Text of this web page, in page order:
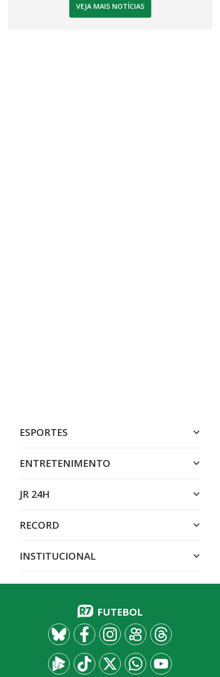
VEJA MAIS NOTÍCIAS
ESPORTES
ENTRETENIMENTO
JR 24H
RECORD
INSTITUCIONAL
FUTEBOL